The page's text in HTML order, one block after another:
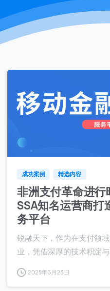
成功案例 精选内容
非洲支付革命进
SSA知名运营商打
务平台
锐融天下，作为在支付领
业，凭借深厚的技术积淀
2025年6月23日